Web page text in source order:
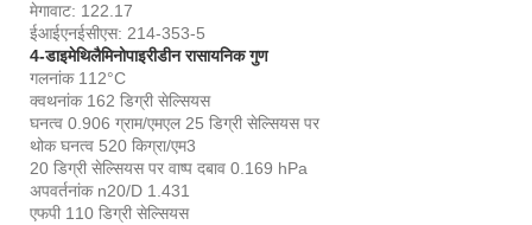
मेगावाट: 122.17
ईआईएनईसीएस: 214-353-5
4-डाइमेथिलैमिनोपाइरीडीन रासायनिक गुण
गलनांक 112°C
क्वथनांक 162 डिग्री सेल्सियस
घनत्व 0.906 ग्राम/एमएल 25 डिग्री सेल्सियस पर
थोक घनत्व 520 किग्रा/एम3
20 डिग्री सेल्सियस पर वाष्प दबाव 0.169 hPa
अपवर्तनांक n20/D 1.431
एफपी 110 डिग्री सेल्सियस